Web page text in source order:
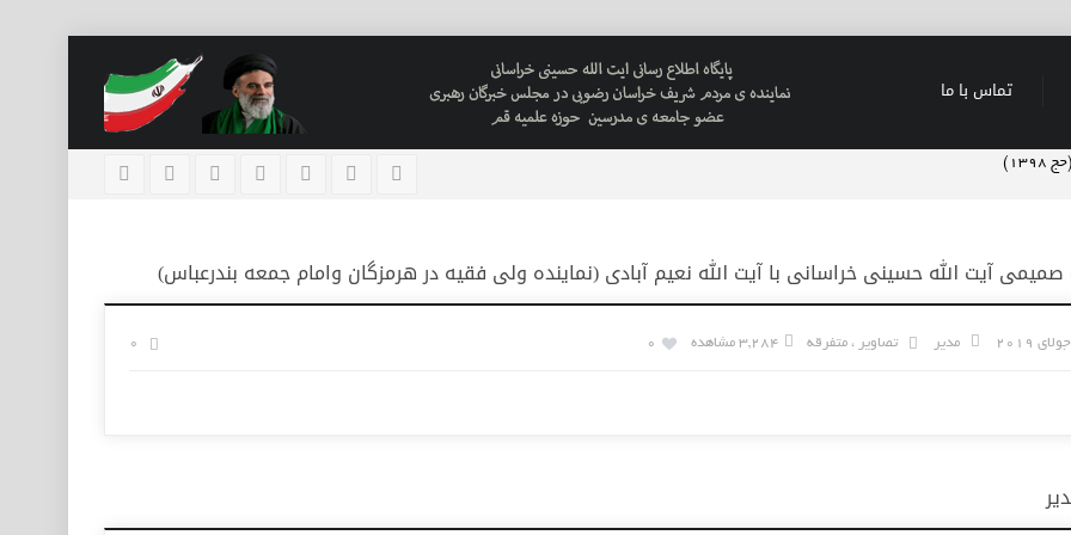
تماس با ما
آبادی (نماینده ولی فقیه در هرمزگان وامام جمعه بندرعباس)
خراسان شمالی
والمسلمین سعیدی تولیت معزز آستان حضرت فاطمه معصومه (س) وامام جمعه قم…
خوزستان در ایام سیل نوروز ۱۳۹۸
خراسانی
آیت الله حسینی خراسانی با آیت الله نعیم آبادی (نماینده ولی فقیه در هرمزگان وامام جمعه بندرعباس)
مدیر تصاویر ،متفرقه 3,284 مشاهده 0
0